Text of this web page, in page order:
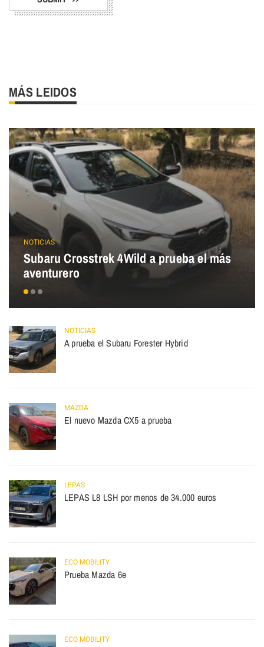
MÁS LEIDOS
NOTICIAS
Subaru Crosstrek 4Wild a prueba el más
aventurero
NOTICIAS
A prueba el Subaru Forester Hybrid
MAZDA
El nuevo Mazda CX5 a prueba
LEPAS
LEPAS L8 LSH por menos de 34.000 euros
ECO MOBILITY
Prueba Mazda 6e
ECO MOBILITY